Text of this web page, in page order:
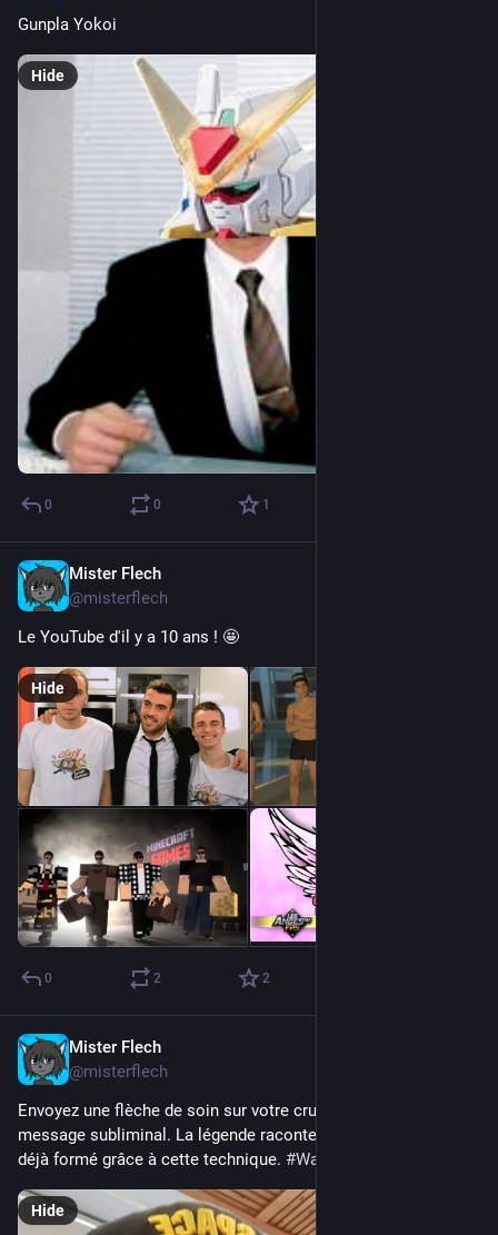
Gunpla Yokoi
Hide
0 0 1
Mister Flech
@misterflech
Le YouTube d'il y a 10 ans ! 🤩
Hide
0 2 2
Mister Flech
@misterflech
Envoyez une flèche de soin sur votre crush pour lui envoyer un
message subliminal. La légende raconte qu'un couple s'est
déjà formé grâce à cette technique. #Warrows
Hide